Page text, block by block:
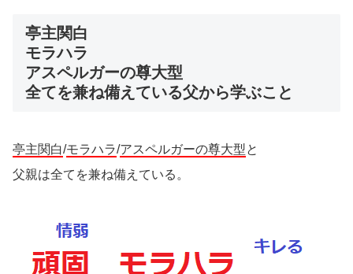
亭主関白
モラハラ
アスペルガーの尊大型
全てを兼ね備えている父から学ぶこと
亭主関白/モラハラ/アスペルガーの尊大型と
父親は全てを兼ね備えている。